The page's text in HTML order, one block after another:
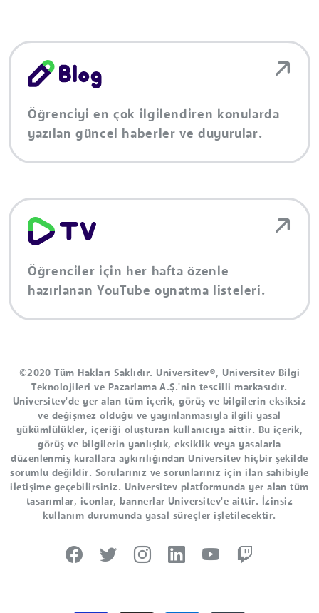
Öğrenciyi en çok ilgilendiren konularda
yazılan güncel haberler ve duyurular.
Öğrenciler için her hafta özenle
hazırlanan YouTube oynatma listeleri.
©2020 Tüm Hakları Saklıdır. Universitev®, Universitev Bilgi
Teknolojileri ve Pazarlama A.Ş.'nin tescilli markasıdır.
Universitev'de yer alan tüm içerik, görüş ve bilgilerin eksiksiz
ve değişmez olduğu ve yayınlanmasıyla ilgili yasal
yükümlülükler, içeriği oluşturan kullanıcıya aittir. Bu içerik,
görüş ve bilgilerin yanlışlık, eksiklik veya yasalarla
düzenlenmiş kurallara aykırılığından Universitev hiçbir şekilde
sorumlu değildir. Sorularınız ve sorunlarınız için ilan sahibiyle
iletişime geçebilirsiniz. Universitev platformunda yer alan tüm
tasarımlar, iconlar, bannerlar Universitev'e aittir. İzinsiz
kullanım durumunda yasal süreçler işletilecektir.